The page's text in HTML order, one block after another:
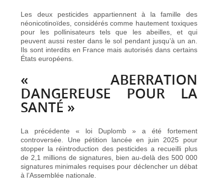
Les deux pesticides appartiennent à la famille des
néonicotinoïdes, considérés comme hautement toxiques
pour les pollinisateurs tels que les abeilles, et qui
peuvent aussi rester dans le sol pendant jusqu’à un an.
Ils sont interdits en France mais autorisés dans certains
États européens.
« ABERRATION
DANGEREUSE POUR LA
SANTÉ »
La précédente « loi Duplomb » a été fortement
controversée. Une pétition lancée en juin 2025 pour
stopper la réintroduction des pesticides a recueilli plus
de 2,1 millions de signatures, bien au-delà des 500 000
signatures minimales requises pour déclencher un débat
à l’Assemblée nationale.